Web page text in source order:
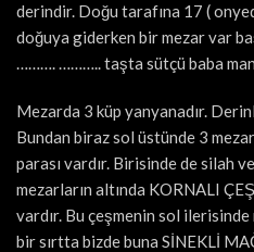
derindir. Doğu tarafına 17 (
doğuya giderken bir mezar var
………. ……….. taşta sütçü baba
Mezarda 3 küp yanyanadır.
Bundan biraz sol üstünde 3
parası vardır. Birisinde de silah
mezarların altında KORNALI
vardır. Bu çeşmenin sol
bir sırtta bizde buna SİNEKLİ